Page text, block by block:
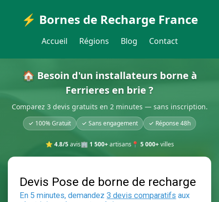
⚡ Bornes de Recharge France
Accueil Régions Blog Contact
🏠 Besoin d'un installateurs borne à
Ferrieres en brie ?
Comparez 3 devis gratuits en 2 minutes — sans inscription.
✓ 100% Gratuit ✓ Sans engagement ✓ Réponse 48h
⭐ 4.8/5avis🏢 1 500+artisans 📍 5 000+villes